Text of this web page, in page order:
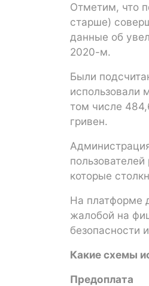
Отметим, что
старше)
данные об
2020-м.
Были
использовали
том числе
гривен.
которые
На платформе
жалобой на
безопасности
Какие схемы
Предоплата